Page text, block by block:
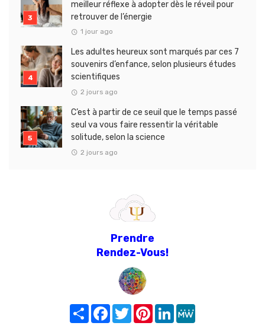
meilleur réflexe à adopter dès le réveil pour
retrouver de l’énergie
1 jour ago
Les adultes heureux sont marqués par ces 7
souvenirs d’enfance, selon plusieurs études
scientifiques
2 jours ago
C’est à partir de ce seuil que le temps passé
seul va vous faire ressentir la véritable
solitude, selon la science
2 jours ago
Prendre
Rendez-Vous!
Share FacebookTwitterPinterest
LinkedIn